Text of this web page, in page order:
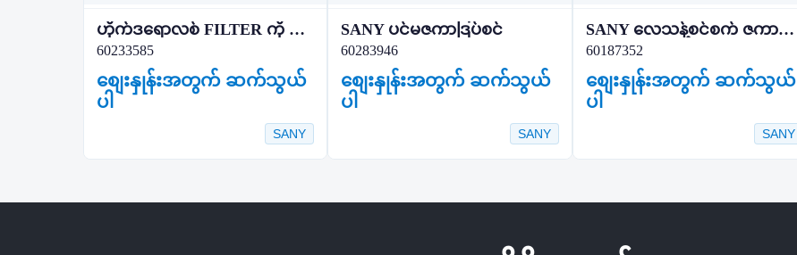
ဟိုက်ဒရောလစ် FILTER ကို LH0240D010BN3HC
60233585
စျေးနှုန်းအတွက် ဆက်သွယ်
ပါ
SANY
SANY ပင်မဇကာဒြပ်စင်
60283946
စျေးနှုန်းအတွက် ဆက်သွယ်
ပါ
SANY
SANY လေသန့်စင်စက် ဇကာဒြပ်စင်
60187352
စျေးနှုန်းအတွက် ဆက်သွယ်
ပါ
SANY